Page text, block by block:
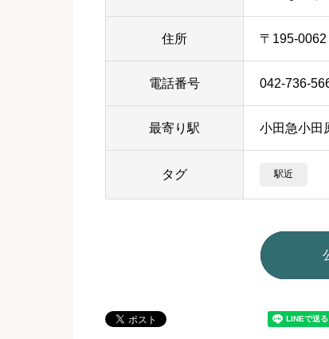
住所 〒195-
電話番号 042-736-
最寄り駅 小田急小田
タグ 駅近